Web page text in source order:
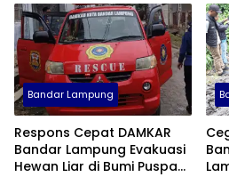
Bandar Lampung
Respons Cepat DAMKAR
Bandar Lampung Evakuasi
Hewan Liar di Bumi Puspa